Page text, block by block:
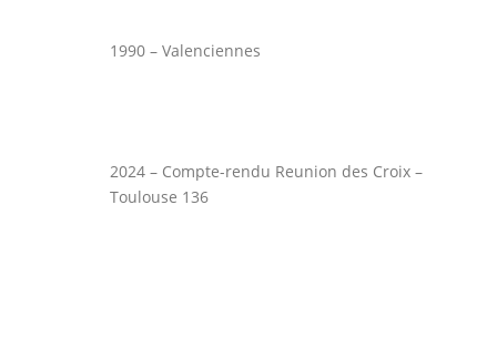
1990 – Valenciennes
2024 – Compte-rendu Reunion des Croix –
Toulouse 136